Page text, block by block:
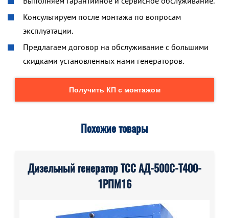
Консультируем после монтажа по вопросам
эксплуатации.
Предлагаем договор на обслуживание с большими
скидками установленных нами генераторов.
Получить КП с монтажом
Похожие товары
Дизельный генератор ТСС АД-500С-Т400-
1РПМ16